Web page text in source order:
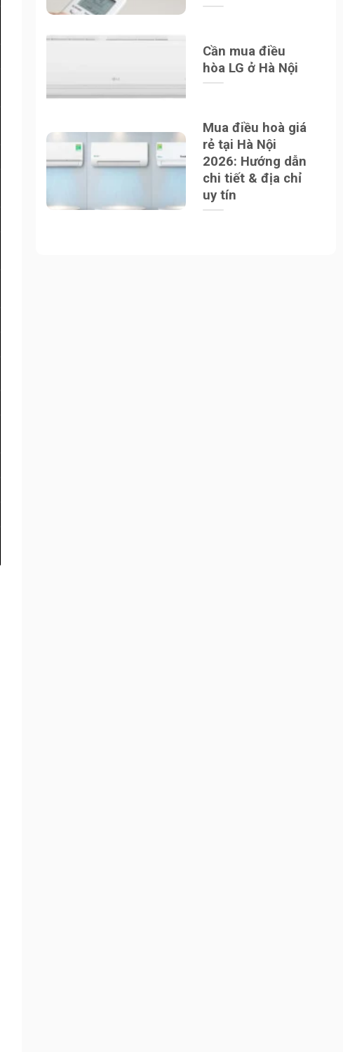
Cần mua điều
hòa LG ở Hà Nội
Mua điều hoà giá
rẻ tại Hà Nội
2026: Hướng dẫn
chi tiết & địa chỉ
uy tín